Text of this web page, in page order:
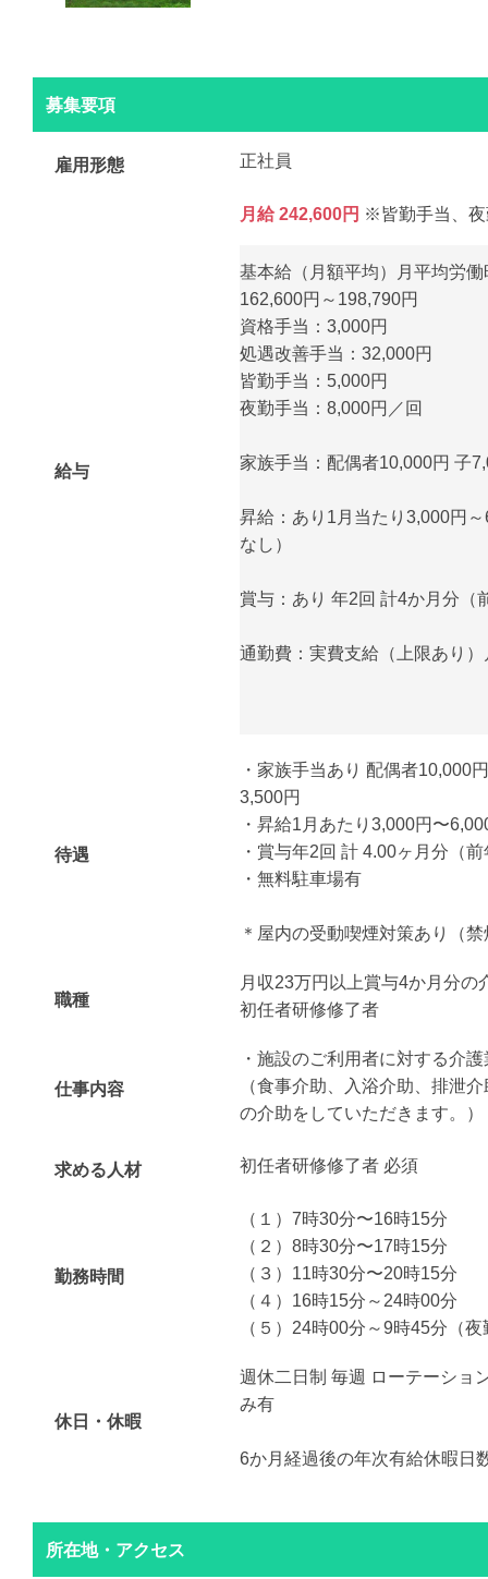
募集要項
雇用形態 正社員
給与
月給 242,600円 ※皆勤手当、
基本給（月額平均）月平均労
162,600円～198,790円
資格手当：3,000円
処遇改善手当：32,000円
皆勤手当：5,000円
夜勤手当：8,000円／回
家族手当：配偶者10,000円 子
昇給：あり1月当たり3,000円
なし）
賞与：あり 年2回 計4か月分（
通勤費：実費支給（上限あり
待遇
・家族手当あり 配偶者10,000
3,500円
・昇給1月あたり3,000円〜
・賞与年2回 計 4.00ヶ月分（
・無料駐車場有
＊屋内の受動喫煙対策あり（禁
職種
月収23万円以上賞与4か月分の
初任者研修修了者
仕事内容
・施設のご利用者に対する介
（食事介助、入浴介助、排泄
の介助をしていただきます。）
求める人材 初任者研修修了者 必須
勤務時間
（１）7時30分〜16時15分
（２）8時30分〜17時15分
（３）11時30分〜20時15分
（４）16時15分～24時00分
（５）24時00分～9時45分（
休日・休暇
週休二日制 毎週 ローテーショ
み有
6か月経過後の年次有給休暇日
所在地・アクセス